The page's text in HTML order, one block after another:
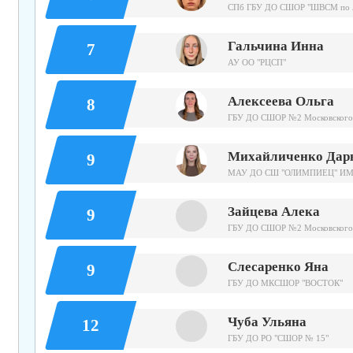
СПб ГБУ ДО СШОР "ШВСМ по
7 Гальчина Инна
АУ ОО "РЦСП"
8 Алексеева Ольга
ГБУ ДО СШОР №2 Московского
9 Михайличенко
МАУ ДО СШ "ОЛИМПИЕЦ"
9 Зайцева Алека
ГБУ ДО СШОР №2 Московского
9 Слесаренко Яна
ГБУ ДО МКСШОР "ВОСТОК"
12 Чуба Ульяна
ГБУ ДО РО "СШОР № 15"